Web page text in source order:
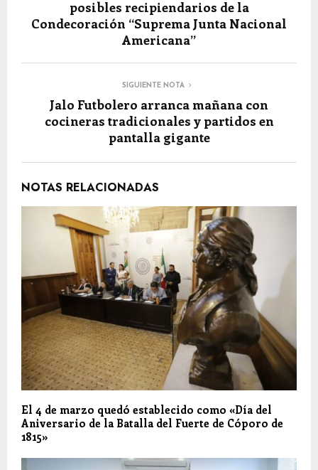
posibles recipiendarios de la
Condecoración “Suprema Junta Nacional
Americana”
SIGUIENTE NOTA
Jalo Futbolero arranca mañana con
cocineras tradicionales y partidos en
pantalla gigante
NOTAS RELACIONADAS
El 4 de marzo quedó establecido como «Día del
Aniversario de la Batalla del Fuerte de Cóporo de
1815»